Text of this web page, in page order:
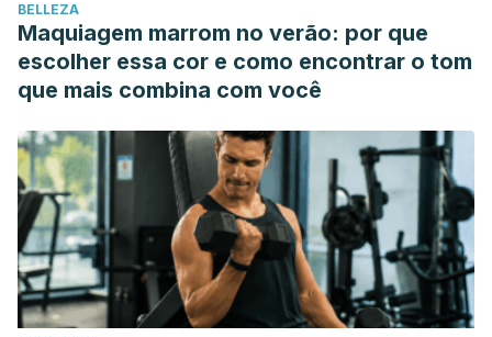
Montseny (Cataluña). Congreso Iberoamericano de
Biogeografía. España; 2020.
https://www.researchgate.net/profile/Valeria-
corologia-y-dinamica-del-matorral-de-enebro-rastrero-en-
dos-localidades-extremas-los-macizos-de-Trevinca-
Galicia-Leon-y-del-Montseny-Cataluna.pdf
Principales enfermedades y fisiopatías detectadas.
Generalitat Valenciana. Consejería de Agricultura. España;
2010. https://agroambient.gva.es/va/web/medio-
natural/principales-enfermedades-y-fisiopatias-
BELLEZA
Maquiagem marrom no verão: por que
escolher essa cor e como encontrar o tom
que mais combina com você